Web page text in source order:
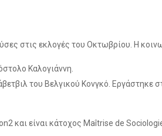
στις εκλογές του Οκτωβρίου. Η
Καλογιάννη.
του Βελγικού Κονγκό.
και είναι κάτοχος Maîtrise de